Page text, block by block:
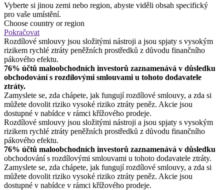
Vyberte si jinou zemi nebo region, abyste viděli obsah specifický
pro vaše umístění.
Choose country or region
Pokračovat
Rozdílové smlouvy jsou složitými nástroji a jsou spjaty s vysokým
rizikem rychlé ztráty peněžních prostředků z důvodu finančního
pákového efektu.
76% účtů maloobchodních investorů zaznamenává v důsledku
obchodování s rozdílovými smlouvami u tohoto dodavatele
ztráty.
Zamyslete se, zda chápete, jak fungují rozdílové smlouvy, a zda si
můžete dovolit riziko vysoké riziko ztráty peněz. Akcie jsou
dostupné v nabídce v rámci křížového prodeje.
Rozdílové smlouvy jsou složitými nástroji a jsou spjaty s vysokým
rizikem rychlé ztráty peněžních prostředků z důvodu finančního
pákového efektu.
76% účtů maloobchodních investorů zaznamenává v důsledku
obchodování s rozdílovými smlouvami u tohoto dodavatele ztráty.
Zamyslete se, zda chápete, jak fungují rozdílové smlouvy, a zda si
můžete dovolit riziko vysoké riziko ztráty peněz. Akcie jsou
dostupné v nabídce v rámci křížového prodeje.